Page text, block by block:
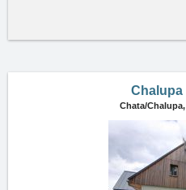
Chalupa
Chata/Chalupa,